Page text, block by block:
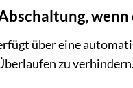
über eine
zu verhindern.